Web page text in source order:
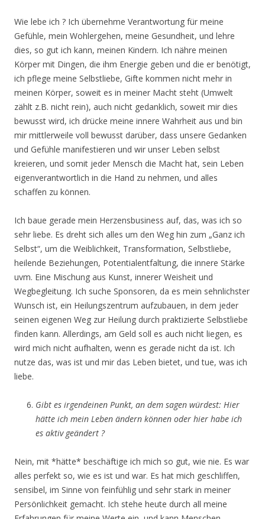
Wie lebe ich ? Ich übernehme Verantwortung für meine
Gefühle, mein Wohlergehen, meine Gesundheit, und lehre
dies, so gut ich kann, meinen Kindern. Ich nähre meinen
Körper mit Dingen, die ihm Energie geben und die er benötigt,
ich pflege meine Selbstliebe, Gifte kommen nicht mehr in
meinen Körper, soweit es in meiner Macht steht (Umwelt
zählt z.B. nicht rein), auch nicht gedanklich, soweit mir dies
bewusst wird, ich drücke meine innere Wahrheit aus und bin
mir mittlerweile voll bewusst darüber, dass unsere Gedanken
und Gefühle manifestieren und wir unser Leben selbst
kreieren, und somit jeder Mensch die Macht hat, sein Leben
eigenverantwortlich in die Hand zu nehmen, und alles
schaffen zu können.
Ich baue gerade mein Herzensbusiness auf, das, was ich so
sehr liebe. Es dreht sich alles um den Weg hin zum „Ganz ich
Selbst“, um die Weiblichkeit, Transformation, Selbstliebe,
heilende Beziehungen, Potentialentfaltung, die innere Stärke
uvm. Eine Mischung aus Kunst, innerer Weisheit und
Wegbegleitung. Ich suche Sponsoren, da es mein sehnlichster
Wunsch ist, ein Heilungszentrum aufzubauen, in dem jeder
seinen eigenen Weg zur Heilung durch praktizierte Selbstliebe
finden kann. Allerdings, am Geld soll es auch nicht liegen, es
wird mich nicht aufhalten, wenn es gerade nicht da ist. Ich
nutze das, was ist und mir das Leben bietet, und tue, was ich
liebe.
Gibt es irgendeinen Punkt, an dem sagen würdest: Hier
hätte ich mein Leben ändern können oder hier habe ich
es aktiv geändert ?
Nein, mit *hätte* beschäftige ich mich so gut, wie nie. Es war
alles perfekt so, wie es ist und war. Es hat mich geschliffen,
sensibel, im Sinne von feinfühlig und sehr stark in meiner
Persönlichkeit gemacht. Ich stehe heute durch all meine